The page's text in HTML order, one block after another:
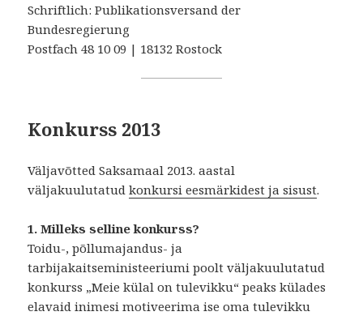
Schriftlich: Publikationsversand der
Bundesregierung
Postfach 48 10 09 | 18132 Rostock
Konkurss 2013
Väljavõtted Saksamaal 2013. aastal
väljakuulutatudkonkursi eesmärkidest ja sisust.
1. Milleks selline konkurss?
Toidu-, põllumajandus- ja
tarbijakaitseministeeriumi poolt väljakuulutatud
konkurss „Meie külal on tulevikku“ peaks külades
elavaid inimesi motiveerima ise oma tulevikku